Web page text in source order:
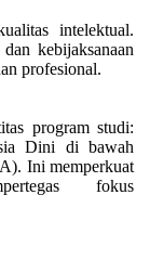
intelektual.
kebijaksanaan
profesional.
program studi:
Dini di bawah
Ini memperkuat
fokus